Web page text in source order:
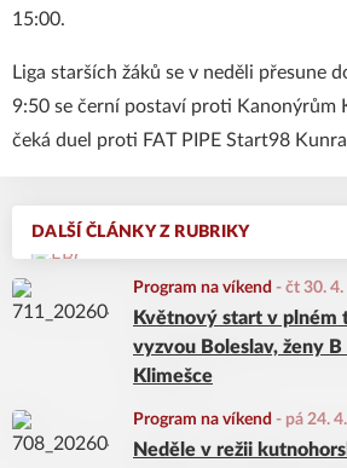
DALŠÍ ČLÁNKY Z RUBRIKY
Program na víkend - čt 30.
Květnový start v plném
vyzvou Boleslav, ženy
Klimešce
Program na víkend - pá 24.
Neděle v režii
15:00.
Liga starších žáků se v neděli přesune
9:50 se černí postaví proti Kanonýrům
čeká duel proti FAT PIPE Start98